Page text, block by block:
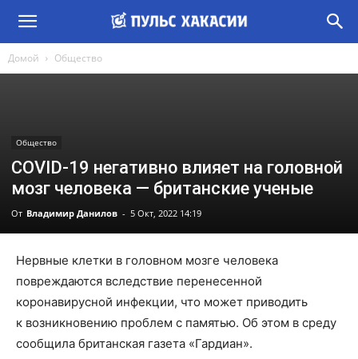
Домой Общество
Общество
COVID-19 негативно влияет на головной
мозг человека — британские ученые
От Владимир Данилов - 5 Окт, 2022 14:19
Нервные клетки в головном мозге человека
повреждаются вследствие перенесенной
коронавирусной инфекции, что может приводить
к возникновению проблем с памятью. Об этом в среду
сообщила британская газета «Гардиан».